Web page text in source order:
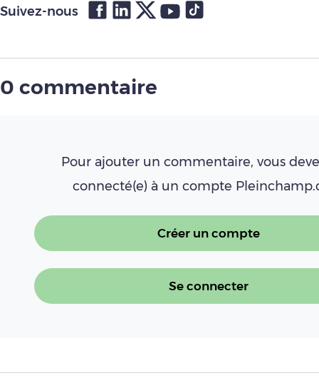
Suivez-nous
0 commentaire
Pour ajouter un commentaire, vous
connecté(e) à un compte
Créer un compte
Se connecter